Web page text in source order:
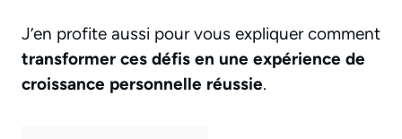
J’en profite aussi pour vous expliquer comment
transformer ces défis en une expérience de
croissance personnelle réussie.